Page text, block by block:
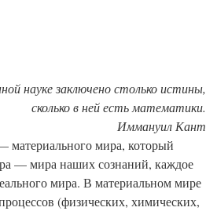
науке заключено столько истины,
сколько в ней есть математики.
Иммануил Кант
мира, который
— мира наших сознаний, каждое
мира. В материальном мире
(физических, химических,